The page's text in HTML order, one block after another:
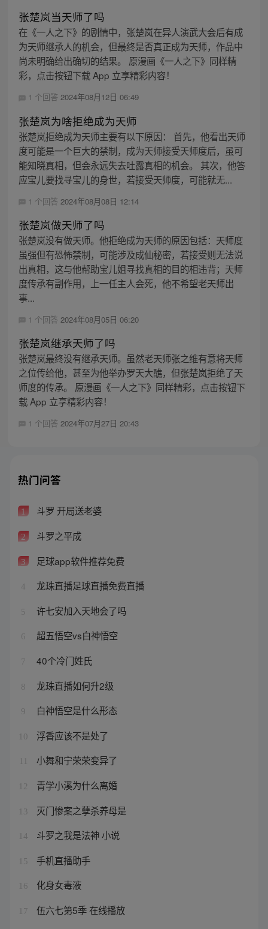
张楚岚当天师了吗
在《一人之下》的剧情中，张楚岚在异人演武大会后有成
为天师继承人的机会，但最终是否真正成为天师，作品中
尚未明确给出确切的结果。 原漫画《一人之下》同样精
彩，点击按钮下载 App 立享精彩内容！
1 个回答 2024年08月12日 06:49
张楚岚为啥拒绝成为天师
张楚岚拒绝成为天师主要有以下原因： 首先，他看出天师
度可能是一个巨大的禁制，成为天师接受天师度后，虽可
能知晓真相，但会永远失去吐露真相的机会。 其次，他答
应宝儿要找寻宝儿的身世，若接受天师度，可能就无...
1 个回答 2024年08月08日 12:14
张楚岚做天师了吗
张楚岚没有做天师。他拒绝成为天师的原因包括：天师度
虽强但有恐怖禁制，可能涉及成仙秘密，若接受则无法说
出真相，这与他帮助宝儿姐寻找真相的目的相违背；天师
度传承有副作用，上一任主人会死，他不希望老天师出
事...
1 个回答 2024年08月05日 06:20
张楚岚继承天师了吗
张楚岚最终没有继承天师。虽然老天师张之维有意将天师
之位传给他，甚至为他举办罗天大醮，但张楚岚拒绝了天
师度的传承。 原漫画《一人之下》同样精彩，点击按钮下
载 App 立享精彩内容！
1 个回答 2024年07月27日 20:43
热门问答
1 斗罗 开局送老婆
2 斗罗之平成
3 足球app软件推荐免费
4 龙珠直播足球直播免费直播
5 许七安加入天地会了吗
6 超五悟空vs白神悟空
7 40个冷门姓氏
8 龙珠直播如何升2级
9 白神悟空是什么形态
10 浮香应该不是处了
小舞和宁荣荣变异了
12 青学小溪为什么离婚
13 灭门惨案之孽杀养母是
14 斗罗之我是法神 小说
15 手机直播助手
16 化身女毒液
17 伍六七第5季 在线播放